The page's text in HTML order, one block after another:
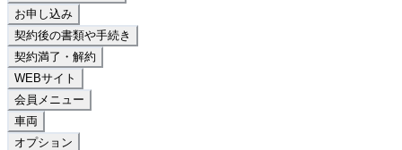
お申し込み
契約後の書類や手続き
契約満了・解約
WEBサイト
会員メニュー
車両
オプション